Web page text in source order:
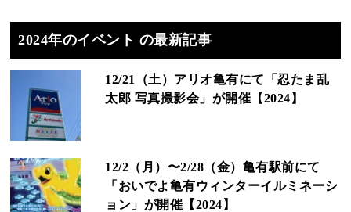
2024年のイベント の最新記事
12/21（土）アリオ亀有にて「忍たま乱
太郎 写真撮影会」が開催【2024】
12/2（月）〜2/28（金）亀有駅前にて
「おいでよ亀有ウィンターイルミネーシ
ョン」が開催【2024】